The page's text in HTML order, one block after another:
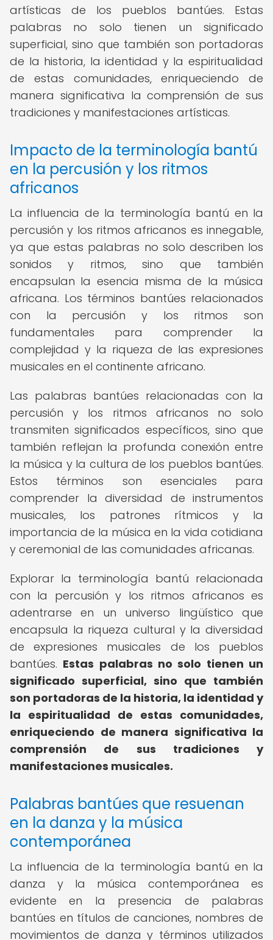
artísticas de los pueblos bantúes. Estas
palabras no solo tienen un significado
superficial, sino que también son portadoras
de la historia, la identidad y la espiritualidad
de estas comunidades, enriqueciendo de
manera significativa la comprensión de sus
tradiciones y manifestaciones artísticas.
Impacto de la terminología bantú
en la percusión y los ritmos
africanos
La influencia de la terminología bantú en la
percusión y los ritmos africanos es innegable,
ya que estas palabras no solo describen los
sonidos y ritmos, sino que también
encapsulan la esencia misma de la música
africana. Los términos bantúes relacionados
con la percusión y los ritmos son
fundamentales para comprender la
complejidad y la riqueza de las expresiones
musicales en el continente africano.
Las palabras bantúes relacionadas con la
percusión y los ritmos africanos no solo
transmiten significados específicos, sino que
también reflejan la profunda conexión entre
la música y la cultura de los pueblos bantúes.
Estos términos son esenciales para
comprender la diversidad de instrumentos
musicales, los patrones rítmicos y la
importancia de la música en la vida cotidiana
y ceremonial de las comunidades africanas.
Explorar la terminología bantú relacionada
con la percusión y los ritmos africanos es
adentrarse en un universo lingüístico que
encapsula la riqueza cultural y la diversidad
de expresiones musicales de los pueblos
bantúes. Estas palabras no solo tienen un
significado superficial, sino que también
son portadoras de la historia, la identidad y
la espiritualidad de estas comunidades,
enriqueciendo de manera significativa la
comprensión de sus tradiciones y
manifestaciones musicales.
Palabras bantúes que resuenan
en la danza y la música
contemporánea
La influencia de la terminología bantú en la
danza y la música contemporánea es
evidente en la presencia de palabras
bantúes en títulos de canciones, nombres de
movimientos de danza y términos utilizados